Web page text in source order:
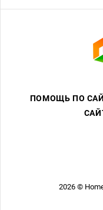
ПОМОЩЬ ПО
2026 ©